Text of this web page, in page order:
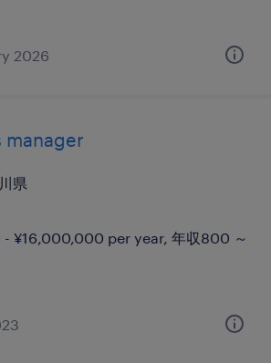
2026
manager
県
¥16,000,000 per year, 年収800 ～